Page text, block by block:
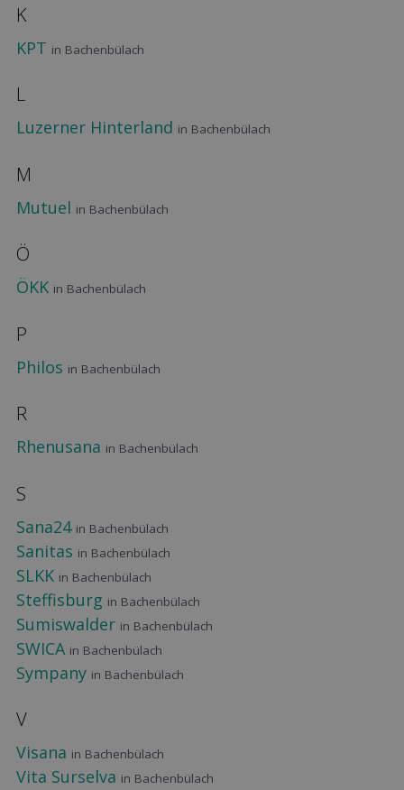
K
KPT in Bachenbülach
L
Luzerner Hinterland in Bachenbülach
M
Mutuel in Bachenbülach
Ö
ÖKK in Bachenbülach
P
Philos in Bachenbülach
R
Rhenusana in Bachenbülach
S
Sana24 in Bachenbülach
Sanitas in Bachenbülach
SLKK in Bachenbülach
Steffisburg in Bachenbülach
Sumiswalder in Bachenbülach
SWICA in Bachenbülach
Sympany in Bachenbülach
V
Visana in Bachenbülach
Vita Surselva in Bachenbülach